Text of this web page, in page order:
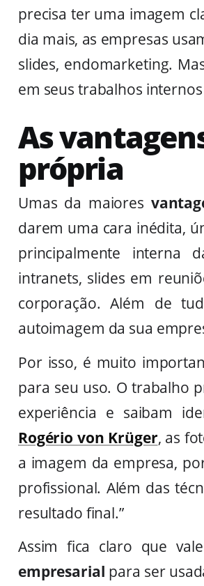
precisa ter uma imagem
dia mais, as empresas
slides, endomarketing.
em seus trabalhos
As
própria
Umas da maiores
darem uma cara inédita,
principalmente interna
intranets, slides em
corporação. Além de
autoimagem da sua
Por isso, é muito
para seu uso. O trabalho
experiência e saibam
Rogério von Krüger, as
a imagem da empresa,
profissional. Além das
resultado final.”
Assim fica claro que
empresarial para ser